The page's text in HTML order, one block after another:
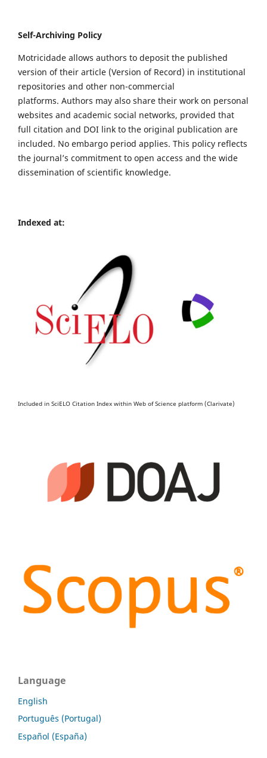
Self-Archiving Policy
Motricidade allows authors to deposit the published
version of their article (Version of Record) in institutional
repositories and other non-commercial
platforms. Authors may also share their work on personal
websites and academic social networks, provided that
full citation and DOI link to the original publication are
included. No embargo period applies. This policy reflects
the journal’s commitment to open access and the wide
dissemination of scientific knowledge.
Indexed at:
Included in SciELO Citation Index within Web of Science platform (Clarivate)
Language
English
Português (Portugal)
Español (España)